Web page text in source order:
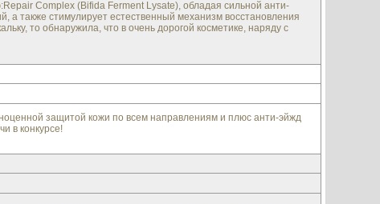
Complex (Bifida Ferment Lysate), обладая сильной анти-
также стимулирует естественный механизм восстановления
то обнаружила, что в очень дорогой косметике, наряду с
защитой кожи по всем направлениям и плюс анти-эйжд
в конкурсе!